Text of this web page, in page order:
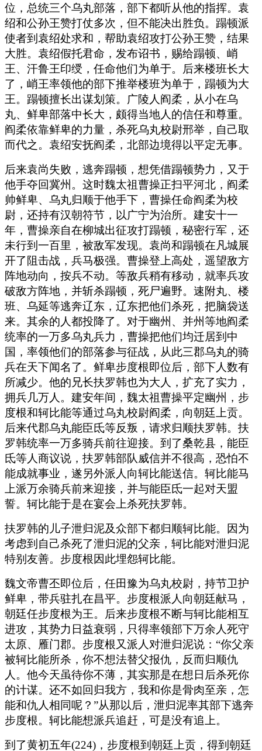
位，总统三个乌丸部落，部下都听从他的指挥。袁
绍和公孙王赞打仗多次，但不能决出胜负。蹋顿派
使者到袁绍处求和，帮助袁绍攻打公孙王赞，结果
大胜。袁绍假托君命，发布诏书，赐给蹋顿、峭
王、汗鲁王印绶，任命他们为单于。后来楼班长大
了，峭王率领他的部下推举楼班为单于，蹋顿为大
王。蹋顿擅长出谋划策。广陵人阎柔，从小在乌
丸、鲜卑部落中长大，颇得当地人的信任和尊重。
阎柔依靠鲜卑的力量，杀死乌丸校尉邢举，自己取
而代之。袁绍安抚阎柔，北部边境得以平定无事。
后来袁尚失败，逃奔蹋顿，想凭借蹋顿势力，又于
他手夺回冀州。这时魏太祖曹操正扫平河北，阎柔
帅鲜卑、乌丸归顺于他手下，曹操任命阎柔为校
尉，还持有汉朝符节，以广宁为治所。建安十一
年，曹操亲自在柳城出征攻打蹋顿，秘密行军，还
未行到一百里，被敌军发现。袁尚和蹋顿在凡城展
开了阻击战，兵马极强。曹操登上高处，遥望敌方
阵地动向，按兵不动。等敌兵稍有移动，就率兵攻
破敌方阵地，并斩杀蹋顿，死尸遍野。速附丸、楼
班、乌延等逃奔辽东，辽东把他们杀死，把脑袋送
来。其余的人都投降了。对于幽州、并州等地阎柔
统率的一万多乌丸兵力，曹操把他们均迁居到中
国，率领他们的部落参与征战，从此三郡乌丸的骑
兵在天下闻名了。鲜卑步度根即位后，部下人数有
所减少。他的兄长扶罗韩也为大人，扩充了实力，
拥兵几万人。建安年间，魏太祖曹操平定幽州，步
度根和轲比能等通过乌丸校尉阎柔，向朝廷上贡。
后来代郡乌丸能臣氐等反叛，请求归顺扶罗韩。扶
罗韩统率一万多骑兵前往迎接。到了桑乾县，能臣
氐等人商议说，扶罗韩部队威信并不很高，恐怕不
能成就事业，遂另外派人向轲比能送信。轲比能马
上派万余骑兵前来迎接，并与能臣氐一起对天盟
誓。轲比能于是在宴会上杀死扶罗韩。
扶罗韩的儿子泄归泥及众部下都归顺轲比能。因为
考虑到自己杀死了泄归泥的父亲，轲比能对泄归泥
特别友善。步度根因此埋怨轲比能。
魏文帝曹丕即位后，任田豫为乌丸校尉，持节卫护
鲜卑，带兵驻扎在昌平。步度根派人向朝廷献马，
朝廷任步度根为王。后来步度根不断与轲比能相互
进攻，其势力日益衰弱，只得率领部下万余人死守
太原、雁门郡。步度根又派人对泄归泥说：“你父亲
被轲比能所杀，你不想法替父报仇，反而归顺仇
人。他今天虽待你不薄，其实那是在想日后杀死你
的计谋。还不如回归我方，我和你是骨肉至亲，怎
能和仇人相同呢？”从那以后，泄归泥率其部下逃奔
步度根。轲比能想派兵追赶，可是没有追上。
到了黄初五年(224)，步度根到朝廷上贡，得到朝廷